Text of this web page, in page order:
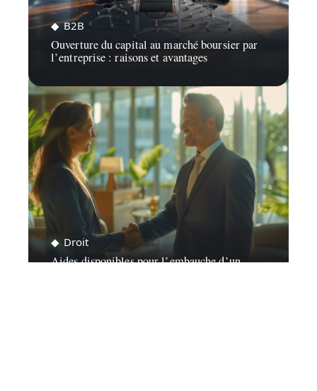
B2B
Ouverture du capital au marché boursier par
l’entreprise : raisons et avantages
Droit
Aides disponibles pour l’embauche d’un